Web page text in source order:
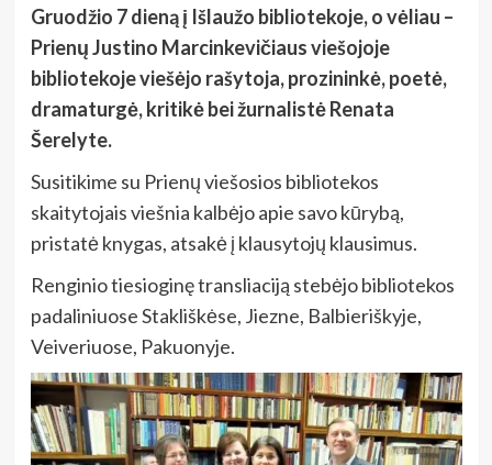
Gruodžio 7 dieną į Išlaužo bibliotekoje, o vėliau –
Prienų Justino Marcinkevičiaus viešojoje
bibliotekoje viešėjo rašytoja, prozininkė, poetė,
dramaturgė, kritikė bei žurnalistė Renata
Šerelyte.
Susitikime su Prienų viešosios bibliotekos
skaitytojais viešnia kalbėjo apie savo kūrybą,
pristatė knygas, atsakė į klausytojų klausimus.
Renginio tiesioginę transliaciją stebėjo bibliotekos
padaliniuose Stakliškėse, Jiezne, Balbieriškyje,
Veiveriuose, Pakuonyje.